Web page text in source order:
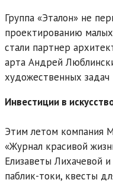
Группа «Эталон» не
проектированию
стали партнер
арта Андрей
художественных задач
Инвестиции в
Этим летом компания
«Журнал красивой
Елизаветы Лихачевой
паблик-токи, квесты